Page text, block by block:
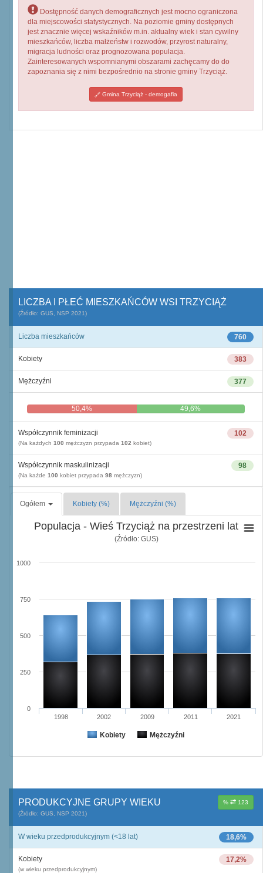
Dostępność danych demograficznych jest mocno ograniczona
dla miejscowości statystycznych. Na poziomie gminy dostępnych
jest znacznie więcej wskaźników m.in. aktualny wiek i stan cywilny
mieszkańców, liczba małżeństw i rozwodów, przyrost naturalny,
migracja ludności oraz prognozowana populacja.
Zainteresowanych wspomnianymi obszarami zachęcamy do do
zapoznania się z nimi bezpośrednio na stronie gminy Trzyciąż.
Gmina Trzyciąż - demogafia
LICZBA I PŁEĆ MIESZKAŃCÓW WSI TRZYCIĄŻ
(Źródło: GUS, NSP 2021)
760
Liczba mieszkańców
383
Kobiety
377
Mężczyźni
50,4% 49,6%
102
Współczynnik feminizacji
(Na każdych 100 mężczyzn przypada 102 kobiet)
98
Współczynnik maskulinizacji
(Na każde 100 kobiet przypada 98 mężczyzn)
Ogółem Kobiety (%) Mężczyźni (%)
Populacja - Wieś Trzyciąż na przestrzeni lat
(Źródło: GUS)
Kobiety Mężczyźni
1998 2002 2009 2011 2021
0
250
500
750
1000
% 123
PRODUKCYJNE GRUPY WIEKU
(Źródło: GUS, NSP 2021)
18,6%
W wieku przedprodukcyjnym (<18 lat)
17,2%
Kobiety
(w wieku przedprodukcyjnym)